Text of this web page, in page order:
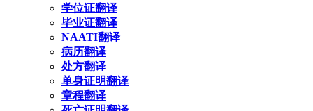
学位证翻译
毕业证翻译
NAATI翻译
病历翻译
处方翻译
单身证明翻译
章程翻译